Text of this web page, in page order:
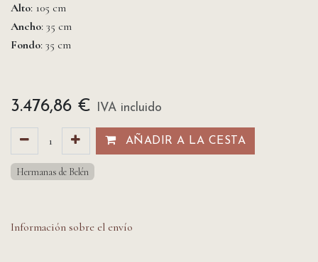
Alto: 105 cm
Ancho: 35 cm
Fondo: 35 cm
3.476,86 € IVA incluido
AÑADIR A LA CESTA​​
Hermanas de Belén
Información sobre el envío